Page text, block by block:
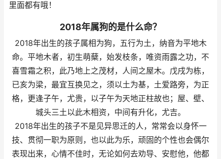
里面都有哦！
2018年属狗的是什么命？
2018年出生的孩子属相为狗，五行为土，纳音为平地木
命。平地木者，初生萌蘖，始发枝条，唯资雨露之功，不
喜雪霜之积，此乃地上之茂材，人间之屋木。戊戌为栋，
已亥为梁，最宜互换见之，须以土为基，土爱路旁，为正
格，更逢子午，尤贵，以子午为天地正柱故也；屋、壁、
城头三土以此木相资，中间有升化，尤吉。
2018年出生的孩子不是见异思迁的人，常常会以身怀一
技、贯彻一职为原则，也以此为乐，顽固的个性也会偶尔
表现出来，心情不佳时，无论如何去劝导、安慰他，他都